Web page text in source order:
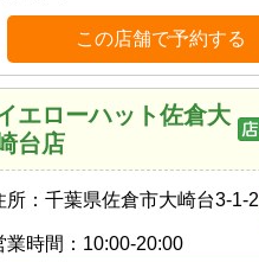
この店舗で予約する
エローハット佐倉大
台店
所： 千葉県佐倉市大崎台3-1-2
業時間： 10:00-20:00